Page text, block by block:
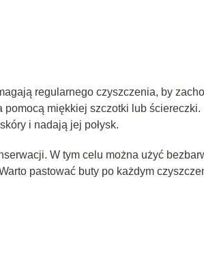
regularnego czyszczenia, by
pomocą miękkiej szczotki lub ściereczki.
i nadają jej połysk.
W tym celu można użyć
pastować buty po każdym